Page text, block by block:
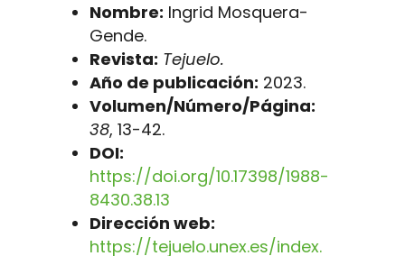
Nombre: Ingrid Mosquera-
Gende.
Revista: Tejuelo.
Año de publicación: 2023.
Volumen/Número/Página:
38, 13-42.
DOI:
https://doi.org/10.17398/1988-
8430.38.13
Dirección web:
https://tejuelo.unex.es/index.